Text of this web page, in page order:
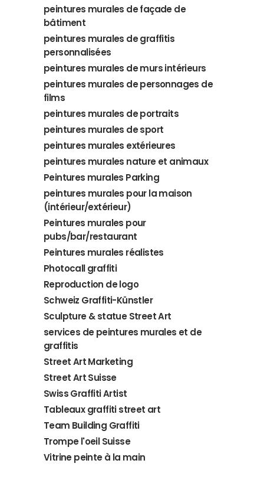
peintures murales de façade de
bâtiment
peintures murales de graffitis
personnalisées
peintures murales de murs intérieurs
peintures murales de personnages de
films
peintures murales de portraits
peintures murales de sport
peintures murales extérieures
peintures murales nature et animaux
Peintures murales Parking
peintures murales pour la maison
(intérieur/extérieur)
Peintures murales pour
pubs/bar/restaurant
Peintures murales réalistes
Photocall graffiti
Reproduction de logo
Schweiz Graffiti-Künstler
Sculpture & statue Street Art
services de peintures murales et de
graffitis
Street Art Marketing
Street Art Suisse
Swiss Graffiti Artist
Tableaux graffiti street art
Team Building Graffiti
Trompe l'oeil Suisse
Vitrine peinte à la main